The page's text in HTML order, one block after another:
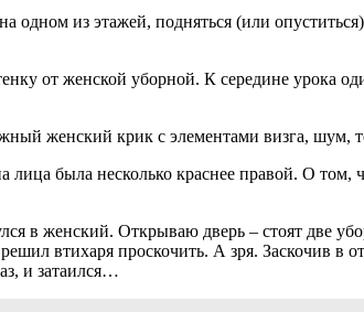
одном из этажей, подняться (или
от женской уборной. К середине урока
женский крик с элементами визга, шум,
лица была несколько краснее правой. О
в женский. Открываю дверь – стоят две
втихаря проскочить. А зря. Заскочив
и затаился…